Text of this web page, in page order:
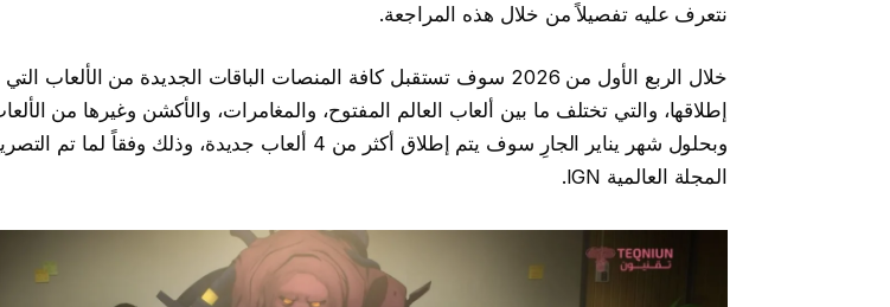
نتعرف عليه تفصيلاً من خلال هذه المراجعة.
خلال الربع الأول من 2026 سوف تستقبل كافة المنصات الباقات الجديدة من
إطلاقها، والتي تختلف ما بين ألعاب العالم المفتوح، والمغامرات، والأكشن وغيرها من
وبحلول شهر يناير الجارِ سوف يتم إطلاق أكثر من 4 ألعاب جديدة، وذلك
المجلة العالمية IGN.